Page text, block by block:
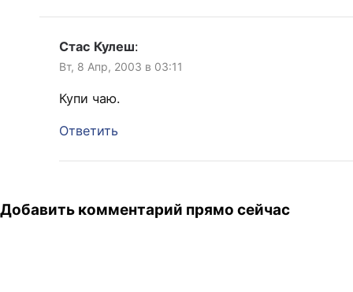
Стас Кулеш:
Вт, 8 Апр, 2003 в 03:11
Купи чаю.
Ответить
Добавить комментарий прямо сейчас